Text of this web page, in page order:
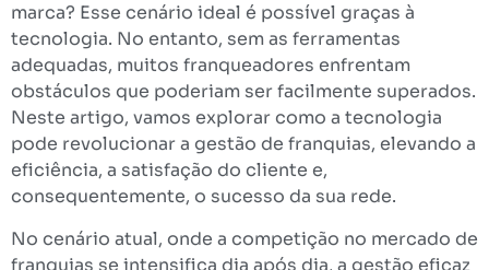
marca? Esse cenário ideal é possível graças à
tecnologia. No entanto, sem as ferramentas
adequadas, muitos franqueadores enfrentam
obstáculos que poderiam ser facilmente superados.
Neste artigo, vamos explorar como a tecnologia
pode revolucionar a gestão de franquias, elevando a
eficiência, a satisfação do cliente e,
consequentemente, o sucesso da sua rede.
No cenário atual, onde a competição no mercado de
franquias se intensifica dia após dia, a gestão eficaz